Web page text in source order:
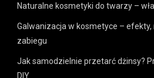
Naturalne kosmetyki do twarzy –
Galwanizacja w kosmetyce –
zabiegu
Jak samodzielnie przetarć dżinsy?
DIY